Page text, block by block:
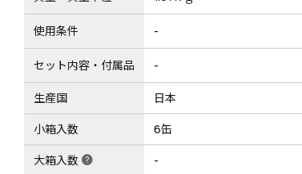
使用条件 -
セット内容・付属品 -
生産国 日本
小箱入数 6缶
大箱入数 help -